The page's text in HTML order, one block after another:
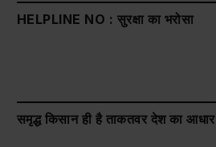
HELPLINE NO : सुरक्षा का भरोसा
समृद्ध किसान ही है ताकतवर देश का आधार